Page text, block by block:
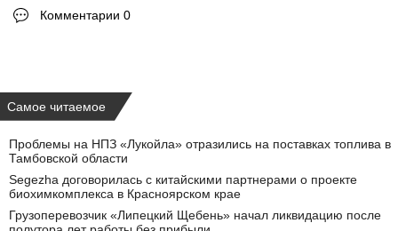
Комментарии 0
Самое читаемое
Проблемы на НПЗ «Лукойла» отразились на поставках топлива в
Тамбовской области
Segezha договорилась с китайскими партнерами о проекте
биохимкомплекса в Красноярском крае
Грузоперевозчик «Липецкий Щебень» начал ликвидацию после